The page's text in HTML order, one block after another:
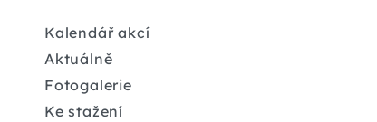
Kalendář akcí
Aktuálně
Fotogalerie
Ke stažení